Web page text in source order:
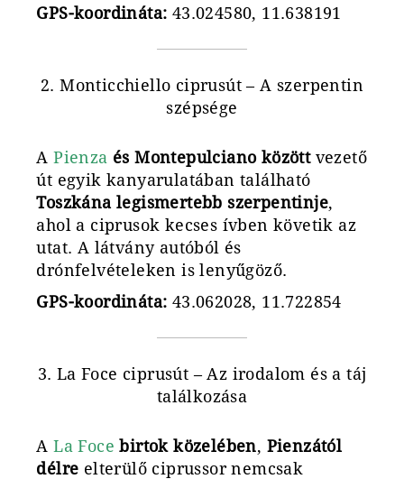
GPS-koordináta: 43.024580, 11.638191
2. Monticchiello ciprusút – A szerpentin
szépsége
APienza és Montepulciano közöttvezető
út egyik kanyarulatában található
Toszkána legismertebb szerpentinje,
ahol a ciprusok kecses ívben követik az
utat. A látvány autóból és
drónfelvételeken is lenyűgöző.
GPS-koordináta: 43.062028, 11.722854
3. La Foce ciprusút – Az irodalom és a táj
találkozása
ALa Foce birtok közelében, Pienzától
délre elterülő ciprussor nemcsak